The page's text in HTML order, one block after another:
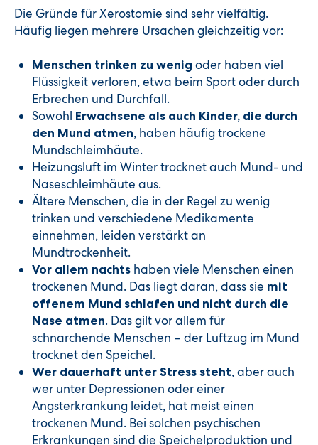
Die Gründe für Xerostomie sind sehr vielfältig.
Häufig liegen mehrere Ursachen gleichzeitig vor:
Menschen trinken zu wenig oder haben viel
Flüssigkeit verloren, etwa beim Sport oder durch
Erbrechen und Durchfall.
Sowohl Erwachsene als auch Kinder, die durch
den Mund atmen, haben häufig trockene
Mundschleimhäute.
Heizungsluft im Winter trocknet auch Mund- und
Naseschleimhäute aus.
Ältere Menschen, die in der Regel zu wenig
trinken und verschiedene Medikamente
einnehmen, leiden verstärkt an
Mundtrockenheit.
Vor allem nachts haben viele Menschen einen
trockenen Mund. Das liegt daran, dass sie mit
offenem Mund schlafen und nicht durch die
Nase atmen. Das gilt vor allem für
schnarchende Menschen – der Luftzug im Mund
trocknet den Speichel.
Wer dauerhaft unter Stress steht, aber auch
wer unter Depressionen oder einer
Angsterkrankung leidet, hat meist einen
trockenen Mund. Bei solchen psychischen
Erkrankungen sind die Speichelproduktion und